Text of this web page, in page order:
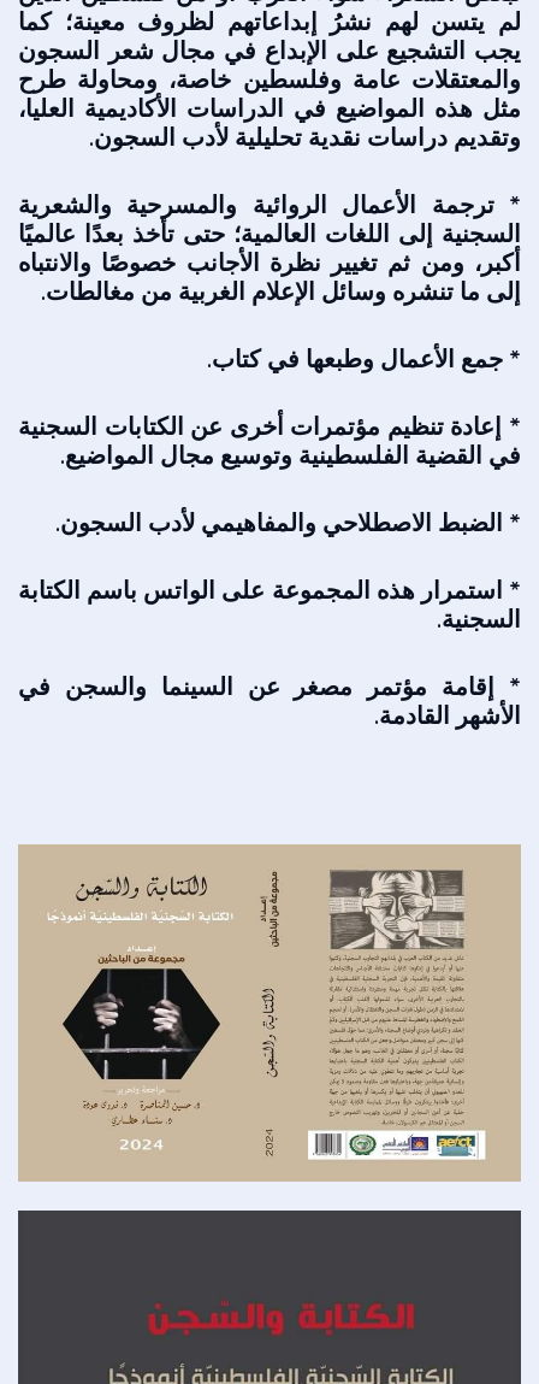
لم يتسن لهم نشرُ إبداعاتهم لظروف معينة؛ كما
يجب التشجيع على الإبداع في مجال شعر السجون
والمعتقلات عامة وفلسطين خاصة، ومحاولة طرح
مثل هذه المواضيع في الدراسات الأكاديمية العليا،
وتقديم دراسات نقدية تحليلية لأدب السجون.
* ترجمة الأعمال الروائية والمسرحية والشعرية
السجنية إلى اللغات العالمية؛ حتى تأخذ بعدًا عالميًا
أكبر، ومن ثم تغيير نظرة الأجانب خصوصًا والانتباه
إلى ما تنشره وسائل الإعلام الغربية من مغالطات.
* جمع الأعمال وطبعها في كتاب.
* إعادة تنظيم مؤتمرات أخرى عن الكتابات السجنية
في القضية الفلسطينية وتوسيع مجال المواضيع.
* الضبط الاصطلاحي والمفاهيمي لأدب السجون.
* استمرار هذه المجموعة على الواتس باسم الكتابة
السجنية.
* إقامة مؤتمر مصغر عن السينما والسجن في
الأشهر القادمة.